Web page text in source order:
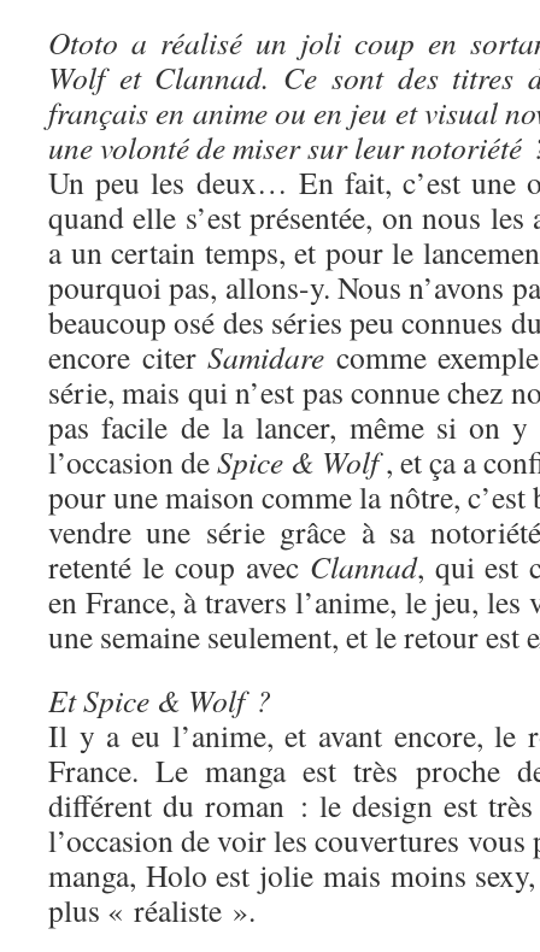
Ototo a réalisé un joli coup en
Wolf et Clannad. Ce sont des titres
français en anime ou en jeu et visual
une volonté de miser sur leur notoriété
Un peu les deux… En fait, c’est une
quand elle s’est présentée, on nous
a un certain temps, et pour le
pourquoi pas, allons-y. Nous n’avons
beaucoup osé des séries peu connues
encore citer Samidare comme
série, mais qui n’est pas connue chez
pas facile de la lancer, même si on
l’occasion deSpice & Wolf, et ça a
pour une maison comme la nôtre,
vendre une série grâce à sa
retenté le coup avec Clannad, qui est
en France, à travers l’anime, le jeu,
une semaine seulement, et le retour est
Et Spice & Wolf ?
Il y a eu l’anime, et avant encore, le
France. Le manga est très proche
différent du roman : le design est
l’occasion de voir les couvertures
manga, Holo est jolie mais moins
plus « réaliste ».